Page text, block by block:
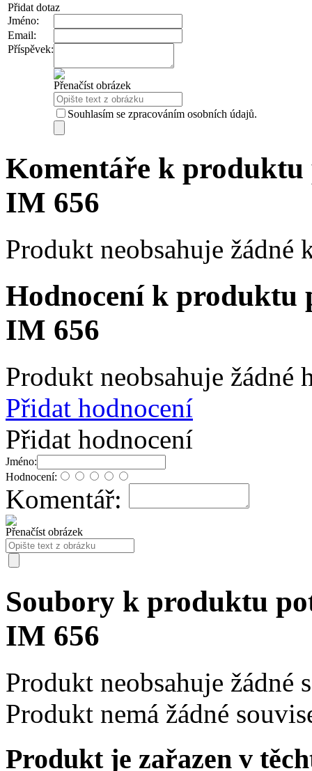
Přidat dotaz
Jméno:
Email:
Příspěvek:
Přenačíst obrázek
Souhlasím se zpracováním osobních údajů.
Komentáře k
IM 656
Produkt neobsahuje žádné
Hodnocení k
IM 656
Produkt neobsahuje žádné
Přidat hodnocení
Přidat hodnocení
Jméno:
Hodnocení:
Komentář:
Přenačíst obrázek
Soubory k produktu
IM 656
Produkt neobsahuje žádné
Produkt nemá žádné
Produkt je zařazen v